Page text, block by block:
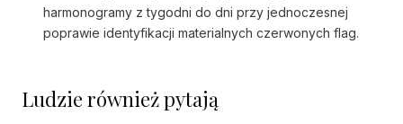
harmonogramy z tygodni do dni przy jednoczesnej
poprawie identyfikacji materialnych czerwonych flag.
Ludzie również pytają